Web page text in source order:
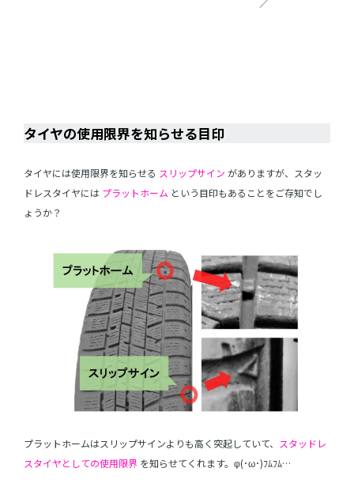
／
タイヤの使用限界を知らせる目印
タイヤには使用限界を知らせる スリップサイン がありますが、スタッ
ドレスタイヤには プラットホーム という目印もあることをご存知でし
ょうか？
プラットホームはスリップサインよりも高く突起していて、
スタッドレ
スタイヤとしての使用限界 を知らせてくれます。φ(･ω･)ﾌﾑﾌﾑ…